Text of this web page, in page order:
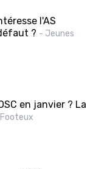
l'AS
? - Jeunes
en janvier ? La